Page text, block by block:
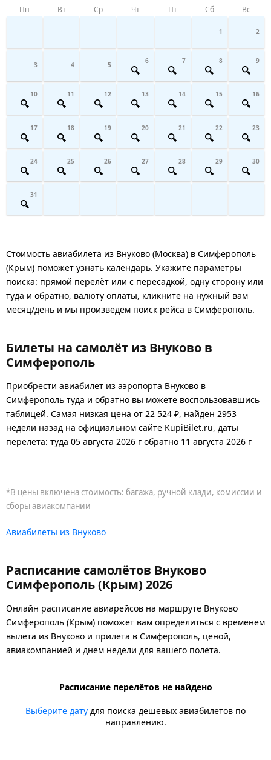
Пн Вт Ср Чт Пт Сб Вс
1 2
3 4 5 6 7 8 9
10 11 12 13 14 15 16
17 18 19 20 21 22 23
24 25 26 27 28 29 30
31
Стоимость авиабилета из Внуково (Москва) в Симферополь
(Крым) поможет узнать календарь. Укажите параметры
поиска: прямой перелёт или с пересадкой, одну сторону или
туда и обратно, валюту оплаты, кликните на нужный вам
месяц/день и мы произведем поиск рейса в Симферополь.
Билеты на самолёт из Внуково в
Симферополь
Приобрести авиабилет из аэропорта Внуково в
Симферополь туда и обратно вы можете воспользовавшись
таблицей. Самая низкая цена от 22 524 ₽, найден 2953
недели назад на официальном сайте KupiBilet.ru, даты
перелета: туда 05 августа 2026 г обратно 11 августа 2026 г
*В цены включена стоимость: багажа, ручной клади, комиссии и
сборы авиакомпании
Авиабилеты из Внуково
Расписание самолётов Внуково
Симферополь (Крым) 2026
Онлайн расписание авиарейсов на маршруте Внуково
Симферополь (Крым) поможет вам определиться с временем
вылета из Внуково и прилета в Симферополь, ценой,
авиакомпанией и днем недели для вашего полёта.
Расписание перелётов не найдено
Выберите дату для поиска дешевых авиабилетов по
направлению.